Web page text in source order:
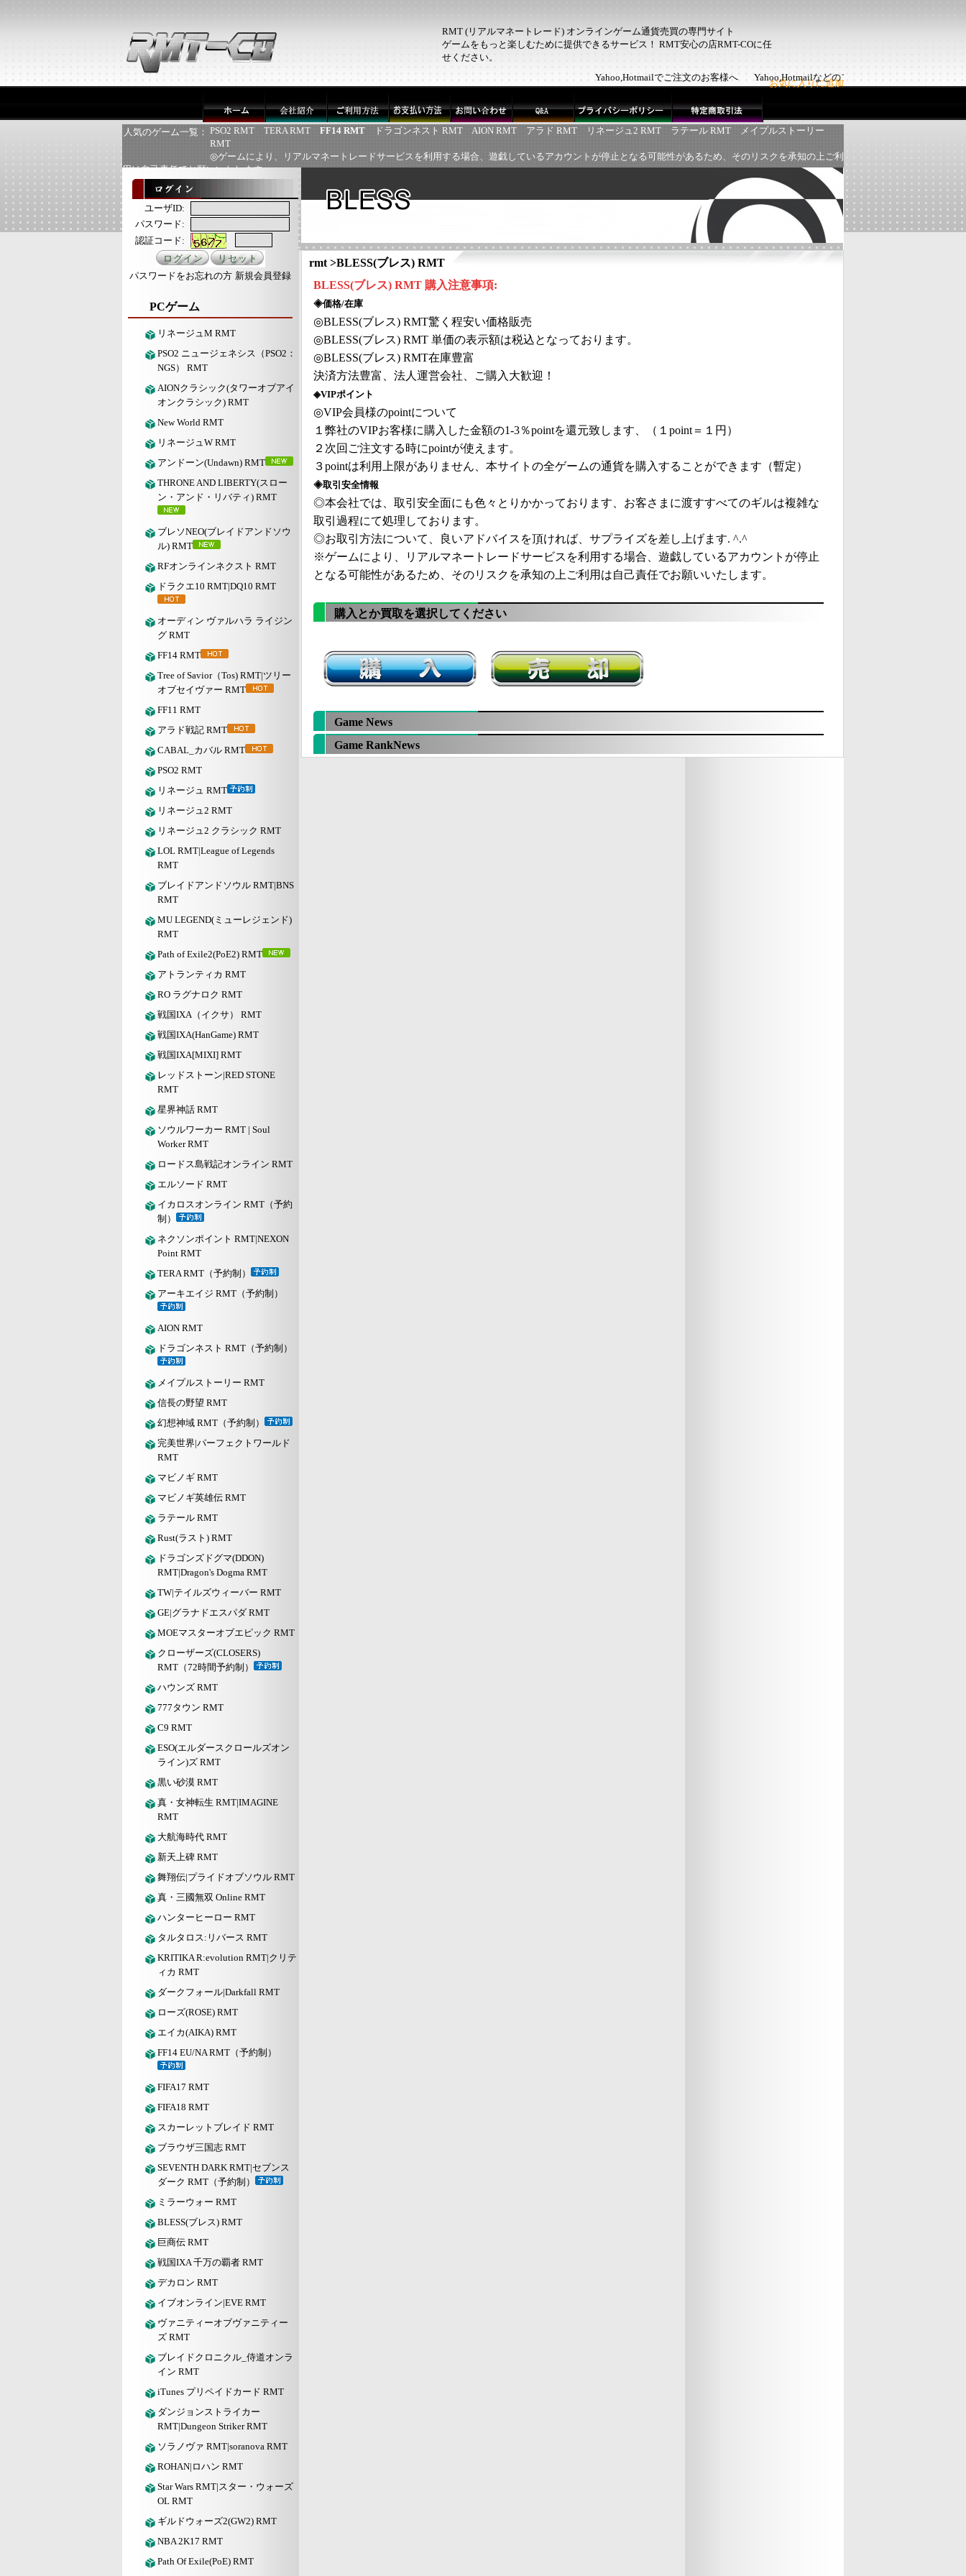
RMT (リアルマネートレード) オンラインゲーム通貨売買の専門サイト
ゲームをもっと楽しむために提供できるサービス！ RMT安心の店RMT-COに任
せください。
お気に入りに追加
Yahoo,Hotmailでご注文のお客様へ Yahoo,Hotmailなどのフリーメールでご注文のお客様
人気のゲーム一覧： PSO2 RMT TERA RMT FF14 RMT ドラゴンネスト RMT AION RMT アラド RMT リネージュ2 RMT ラテール RMT
メイプルストーリー
RMT
◎ゲームにより、リアルマネートレードサービスを利用する場合、遊戯しているアカウントが停止となる可能性があるため、そのリスクを承知の上ご利
用は自己責任でお願いいたします
ユーザID:
パスワード:
認証コード:
パスワードをお忘れの方 新規会員登録
PCゲーム
リネージュM RMT
PSO2 ニュージェネシス（PSO2：
NGS） RMT
AIONクラシック(タワーオブアイ
オンクラシック) RMT
New World RMT
リネージュW RMT
アンドーン(Undawn) RMT
THRONE AND LIBERTY(スロー
ン・アンド・リバティ) RMT
ブレソNEO(ブレイドアンドソウ
ル) RMT
RFオンラインネクスト RMT
ドラクエ10 RMT|DQ10 RMT
オーディン ヴァルハラ ライジン
グ RMT
FF14 RMT
Tree of Savior（Tos) RMT|ツリー
オブセイヴァー RMT
FF11 RMT
アラド戦記 RMT
CABAL_カバル RMT
PSO2 RMT
リネージュ RMT
リネージュ2 RMT
リネージュ2 クラシック RMT
LOL RMT|League of Legends
RMT
ブレイドアンドソウル RMT|BNS
RMT
MU LEGEND(ミューレジェンド)
RMT
Path of Exile2(PoE2) RMT
アトランティカ RMT
RO ラグナロク RMT
戦国IXA（イクサ） RMT
戦国IXA(HanGame) RMT
戦国IXA[MIXI] RMT
レッドストーン|RED STONE
RMT
星界神話 RMT
ソウルワーカー RMT | Soul
Worker RMT
ロードス島戦記オンライン RMT
エルソード RMT
イカロスオンライン RMT（予約
制）
ネクソンポイント RMT|NEXON
Point RMT
TERA RMT（予約制）
アーキエイジ RMT（予約制）
AION RMT
ドラゴンネスト RMT（予約制）
メイプルストーリー RMT
信長の野望 RMT
幻想神域 RMT（予約制）
完美世界|パーフェクトワールド
RMT
マビノギ RMT
マビノギ英雄伝 RMT
ラテール RMT
Rust(ラスト) RMT
ドラゴンズドグマ(DDON)
RMT|Dragon's Dogma RMT
TW|テイルズウィーバー RMT
GE|グラナドエスパダ RMT
MOEマスターオブエピック RMT
クローザーズ(CLOSERS)
RMT（72時間予約制）
ハウンズ RMT
777タウン RMT
C9 RMT
ESO(エルダースクロールズオン
ライン)ズ RMT
黒い砂漠 RMT
真・女神転生 RMT|IMAGINE
RMT
大航海時代 RMT
新天上碑 RMT
舞翔伝|プライドオブソウル RMT
真・三國無双 Online RMT
ハンターヒーロー RMT
タルタロス:リバース RMT
KRITIKA R:evolution RMT|クリテ
ィカ RMT
ダークフォール|Darkfall RMT
ローズ(ROSE) RMT
エイカ(AIKA) RMT
FF14 EU/NA RMT（予約制）
FIFA17 RMT
FIFA18 RMT
スカーレットブレイド RMT
ブラウザ三国志 RMT
SEVENTH DARK RMT|セブンス
ダーク RMT（予約制）
ミラーウォー RMT
BLESS(ブレス) RMT
巨商伝 RMT
戦国IXA 千万の覇者 RMT
デカロン RMT
イブオンライン|EVE RMT
ヴァニティーオブヴァニティー
ズ RMT
ブレイドクロニクル_侍道オンラ
イン RMT
iTunes プリペイドカード RMT
ダンジョンストライカー
RMT|Dungeon Striker RMT
ソラノヴァ RMT|soranova RMT
ROHAN|ロハン RMT
Star Wars RMT|スター・ウォーズ
OL RMT
ギルドウォーズ2(GW2) RMT
NBA 2K17 RMT
Path Of Exile(PoE) RMT
rmt >BLESS(ブレス) RMT
BLESS(ブレス) RMT 購入注意事項:
◈価格/在庫
◎BLESS(ブレス) RMT驚く程安い価格販売
◎BLESS(ブレス) RMT 単価の表示額は税込となっております。
◎BLESS(ブレス) RMT在庫豊富
決済方法豊富、法人運営会社、ご購入大歓迎！
◈VIPポイント
◎VIP会員様のpointについて
１弊社のVIPお客様に購入した金額の1-3％pointを還元致します、（１point＝１円）
２次回ご注文する時にpointが使えます。
３pointは利用上限がありません、本サイトの全ゲームの通貨を購入することができます（暫定）
◈取引安全情報
◎本会社では、取引安全面にも色々とりかかっております、お客さまに渡すすべてのギルは複雑な
取引過程にて処理しております。
◎お取引方法について、良いアドバイスを頂ければ、サプライズを差し上げます. ^.^
※ゲームにより、リアルマネートレードサービスを利用する場合、遊戯しているアカウントが停止
となる可能性があるため、そのリスクを承知の上ご利用は自己責任でお願いいたします。
購入とか買取を選択してください
Game News
Game RankNews